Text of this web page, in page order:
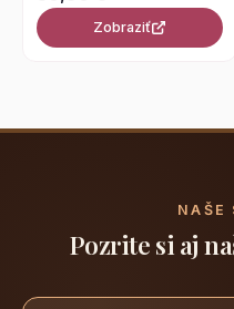
Zobraziť
NAŠE
Pozrite si aj